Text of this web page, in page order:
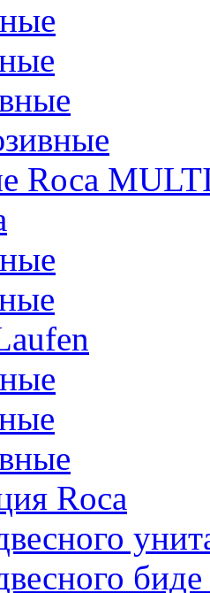
Rоса
Roca
биде